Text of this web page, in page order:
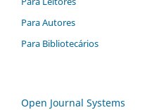
Para Autores
Para Bibliotecários
Open Journal Systems